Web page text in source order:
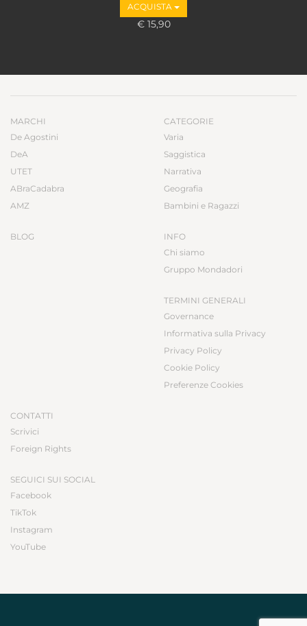
ACQUISTA
€ 15,90
MARCHI
De Agostini
DeA
UTET
ABraCadabra
AMZ
BLOG
CATEGORIE
Varia
Saggistica
Narrativa
Geografia
Bambini e Ragazzi
INFO
Chi siamo
Gruppo Mondadori
TERMINI GENERALI
Governance
Informativa sulla Privacy
Privacy Policy
Cookie Policy
Preferenze Cookies
CONTATTI
Scrivici
Foreign Rights
SEGUICI SUI SOCIAL
Facebook
TikTok
Instagram
YouTube